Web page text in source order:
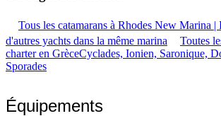
Tous les catamarans à Rhodes New Marina |
d'autres yachts dans la même marina
Toutes
charter en GrèceCyclades, Ionien, Saronique,
Sporades
Équipements